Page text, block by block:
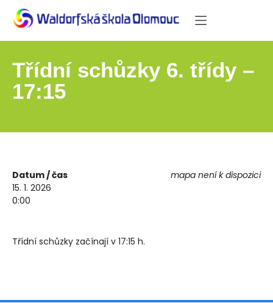
Třídní schůzky 6. třídy –
17:15
mapa není k dispozici
Datum / čas
15. 1. 2026
0:00
Třídní schůzky začínají v 17:15 h.